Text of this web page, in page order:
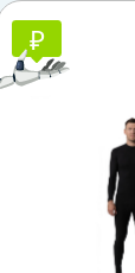
₽₽